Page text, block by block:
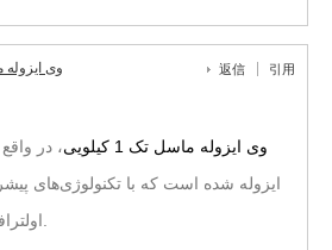
وی ایزوله 返信 引用
وی ایزوله ماسل تک 1 کیلویی ، در
ایزوله شده است که با تکنولوژی‌های
اولترافیلتراسیون فرآوری شده.